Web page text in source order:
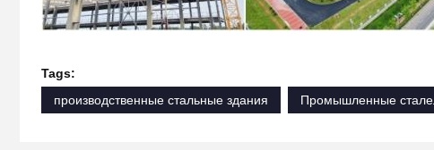
Tags:
производственные стальные здания
Промышленные